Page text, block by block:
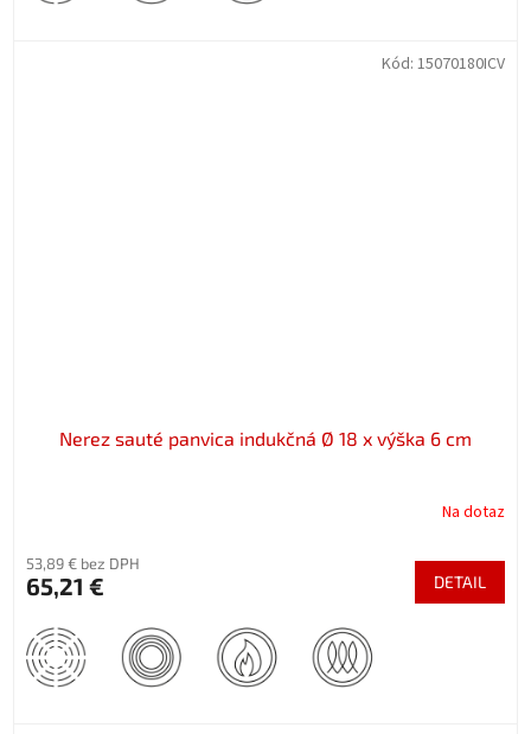
Nerez sauté panvica indukčná Ø 18 x výška 6 cm
Na dotaz
53,89 € bez DPH
65,21 € DETAIL
Kód: 15070180ICV